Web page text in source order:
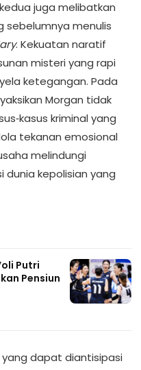
juga melibatkan
sebelumnya menulis
. Kekuatan naratif
misteri yang rapi
ketegangan. Pada
Morgan tidak
kriminal yang
tekanan emosional
melindungi
dunia kepolisian yang
Putri
Pensiun
dapat diantisipasi